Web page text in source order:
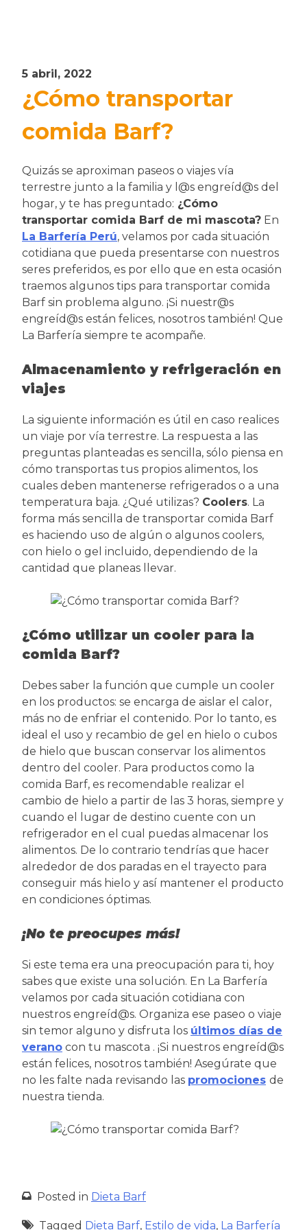
5 abril, 2022
¿Cómo transportar
comida Barf?
Quizás se aproximan paseos o viajes vía
terrestre junto a la familia y l@s engreíd@s del
hogar, y te has preguntado: ¿Cómo
transportar comida Barf de mi mascota? En
La Barfería Perú, velamos por cada situación
cotidiana que pueda presentarse con nuestros
seres preferidos, es por ello que en esta ocasión
traemos algunos tips para transportar comida
Barf sin problema alguno. ¡Si nuestr@s
engreíd@s están felices, nosotros también! Que
La Barfería siempre te acompañe.
Almacenamiento y refrigeración en
viajes
La siguiente información es útil en caso realices
un viaje por vía terrestre. La respuesta a las
preguntas planteadas es sencilla, sólo piensa en
cómo transportas tus propios alimentos, los
cuales deben mantenerse refrigerados o a una
temperatura baja. ¿Qué utilizas? Coolers. La
forma más sencilla de transportar comida Barf
es haciendo uso de algún o algunos coolers,
con hielo o gel incluido, dependiendo de la
cantidad que planeas llevar.
¿Cómo utilizar un cooler para la
comida Barf?
Debes saber la función que cumple un cooler
en los productos: se encarga de aislar el calor,
más no de enfriar el contenido. Por lo tanto, es
ideal el uso y recambio de gel en hielo o cubos
de hielo que buscan conservar los alimentos
dentro del cooler. Para productos como la
comida Barf, es recomendable realizar el
cambio de hielo a partir de las 3 horas, siempre y
cuando el lugar de destino cuente con un
refrigerador en el cual puedas almacenar los
alimentos. De lo contrario tendrías que hacer
alrededor de dos paradas en el trayecto para
conseguir más hielo y así mantener el producto
en condiciones óptimas.
¡No te preocupes más!
Si este tema era una preocupación para ti, hoy
sabes que existe una solución. En La Barfería
velamos por cada situación cotidiana con
nuestros engreíd@s. Organiza ese paseo o viaje
sin temor alguno y disfruta los últimos días de
verano con tu mascota . ¡Si nuestros engreíd@s
están felices, nosotros también! Asegúrate que
no les falte nada revisando las promociones de
nuestra tienda.
Posted in Dieta Barf
Tagged Dieta Barf, Estilo de vida, La Barfería